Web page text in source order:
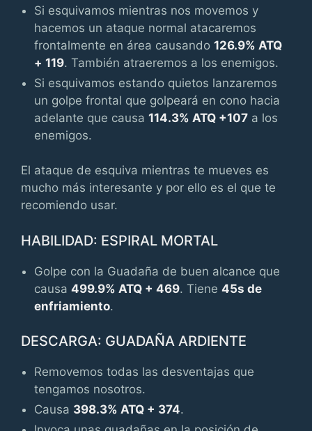
Si esquivamos mientras nos movemos y
hacemos un ataque normal atacaremos
frontalmente en área causando126.9% ATQ
+ 119. También atraeremos a los enemigos.
Si esquivamos estando quietos lanzaremos
un golpe frontal que golpeará en cono hacia
adelante que causa114.3% ATQ +107 a los
enemigos.
El ataque de esquiva mientras te mueves es
mucho más interesante y por ello es el que te
recomiendo usar.
HABILIDAD: ESPIRAL MORTAL
Golpe con la Guadaña de buen alcance que
causa499.9% ATQ + 469. Tiene45s de
enfriamiento.
DESCARGA: GUADAÑA ARDIENTE
Removemos todas las desventajas que
tengamos nosotros.
Causa 398.3% ATQ + 374.